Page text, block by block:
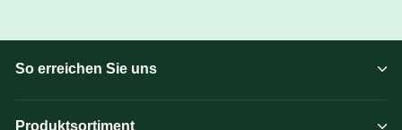
So erreichen Sie uns
Produktsortiment